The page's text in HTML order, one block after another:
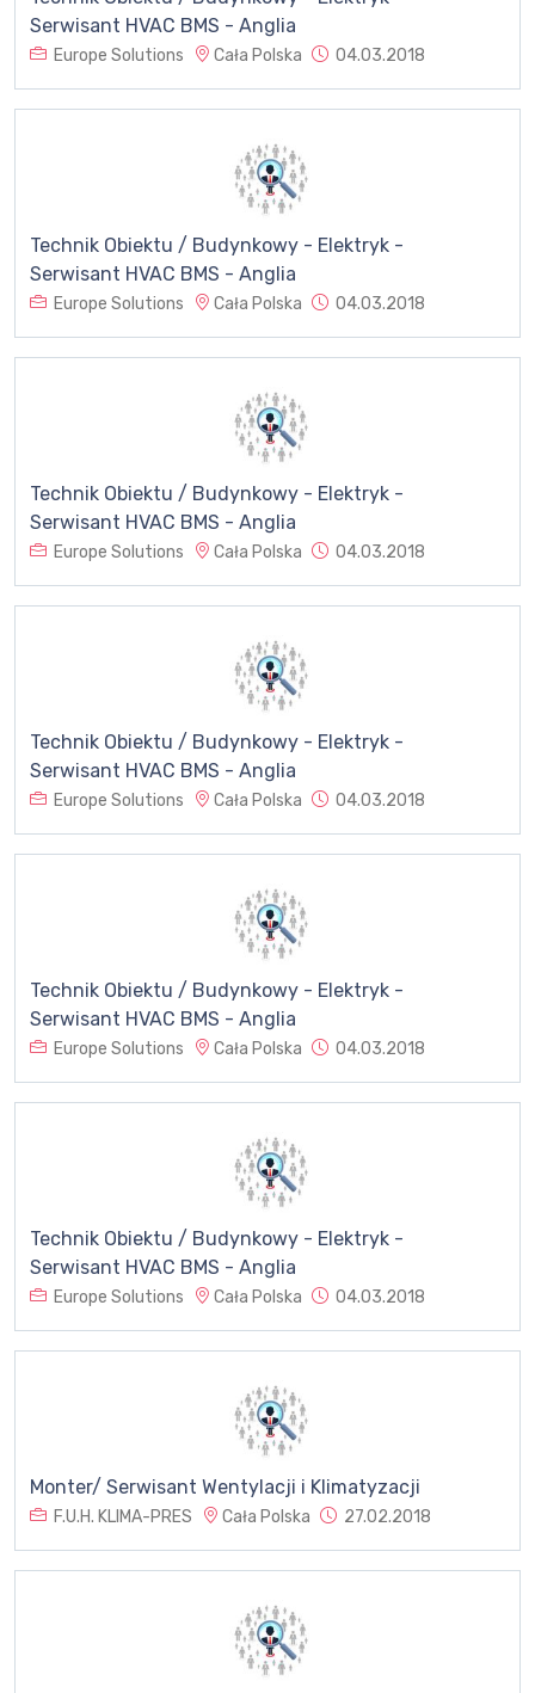
Serwisant HVAC BMS - Anglia
Europe Solutions Cała Polska 04.03.2018
Technik Obiektu / Budynkowy - Elektryk -
Serwisant HVAC BMS - Anglia
Europe Solutions Cała Polska 04.03.2018
Technik Obiektu / Budynkowy - Elektryk -
Serwisant HVAC BMS - Anglia
Europe Solutions Cała Polska 04.03.2018
Technik Obiektu / Budynkowy - Elektryk -
Serwisant HVAC BMS - Anglia
Europe Solutions Cała Polska 04.03.2018
Technik Obiektu / Budynkowy - Elektryk -
Serwisant HVAC BMS - Anglia
Europe Solutions Cała Polska 04.03.2018
Technik Obiektu / Budynkowy - Elektryk -
Serwisant HVAC BMS - Anglia
Europe Solutions Cała Polska 04.03.2018
Monter/ Serwisant Wentylacji i Klimatyzacji
F.U.H. KLIMA-PRES Cała Polska 27.02.2018